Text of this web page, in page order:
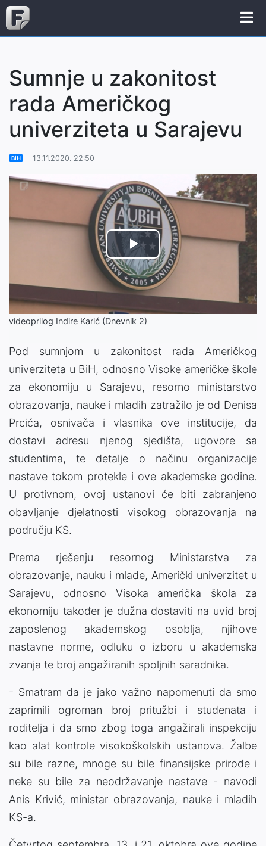
Sumnje u zakonitost
rada Američkog
univerziteta u Sarajevu
BiH 13.11.2020. 22:50
Play
Video
videoprilog Indire Karić (Dnevnik 2)
Pod sumnjom u zakonitost rada Američkog
univerziteta u BiH, odnosno Visoke američke škole
za ekonomiju u Sarajevu, resorno ministarstvo
obrazovanja, nauke i mladih zatražilo je od Denisa
Prcića, osnivača i vlasnika ove institucije, da
dostavi adresu njenog sjedišta, ugovore sa
studentima, te detalje o načinu organizacije
nastave tokom protekle i ove akademske godine.
U protivnom, ovoj ustanovi će biti zabranjeno
obavljanje djelatnosti visokog obrazovanja na
području KS.
Prema rješenju resornog Ministarstva za
obrazovanje, nauku i mlade, Američki univerzitet u
Sarajevu, odnosno Visoka američka škola za
ekonomiju također je dužna dostaviti na uvid broj
zaposlenog akademskog osoblja, njihove
nastavne norme, odluku o izboru u akademska
zvanja te broj angažiranih spoljnih saradnika.
- Smatram da je jako važno napomenuti da smo
zaprimili ogroman broj pritužbi i studenata i
roditelja i da smo zbog toga angažirali inspekciju
kao alat kontrole visokoškolskih ustanova. Žalbe
su bile razne, mnoge su bile finansijske prirode i
neke su bile za neodržavanje nastave - navodi
Anis Krivić, ministar obrazovanja, nauke i mladih
KS-a.